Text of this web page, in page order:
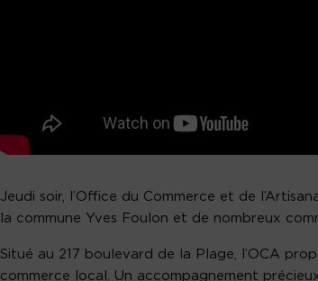
Jeudi soir, l’Office du Commerce et de
la commune Yves Foulon et de nombreux
Situé au 217 boulevard de la Plage, l’OCA
commerce local. Un accompagnement